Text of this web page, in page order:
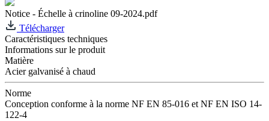
Notice - Échelle à crinoline 09-2024.pdf
Télécharger
Caractéristiques techniques
Informations sur le produit
Matière
Acier galvanisé à chaud
Norme
Conception conforme à la norme NF EN 85-016 et NF EN ISO 14-
122-4